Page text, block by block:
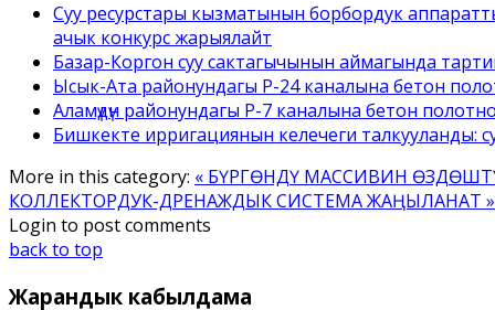
Суу ресурстары кызматынын борбордук
ачык конкурс жарыялайт
Базар-Коргон суу сактагычынын аймагында
Ысык-Ата районундагы Р-24 каналына бетон
Аламүдүн районундагы Р-7 каналына бетон
Бишкекте ирригациянын келечеги талкууланды:
More in this category: « БҮРГӨНДҮ МАССИВИН
КОЛЛЕКТОРДУК-ДРЕНАЖДЫК СИСТЕМА ЖАҢЫЛАНАТ »
Login to post comments
back to top
Жарандык кабылдама